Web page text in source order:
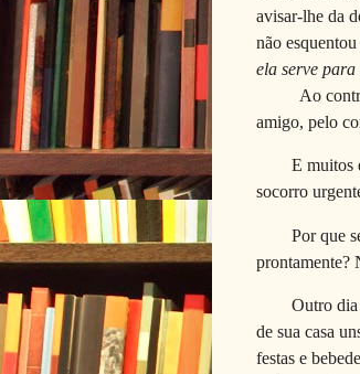
avisar-lhe da
não
ela serve
Ao contrário
amigo, pelo
E muitos
socorro
Por que
prontamente?
Outro dia
de sua casa
festas e